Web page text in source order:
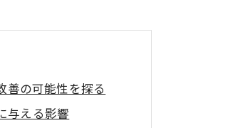
善の可能性を探る
与える影響